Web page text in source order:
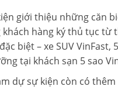
giới thiệu những căn
hàng ký thủ tục
biệt – xe SUV
tại khách sạn 5 sao
dự sự kiện còn có